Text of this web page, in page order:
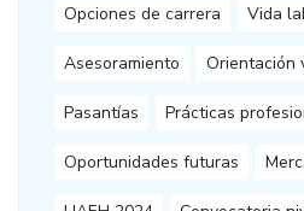
Opciones de carrera Vida
Asesoramiento Orientación
Pasantías Prácticas
Oportunidades futuras